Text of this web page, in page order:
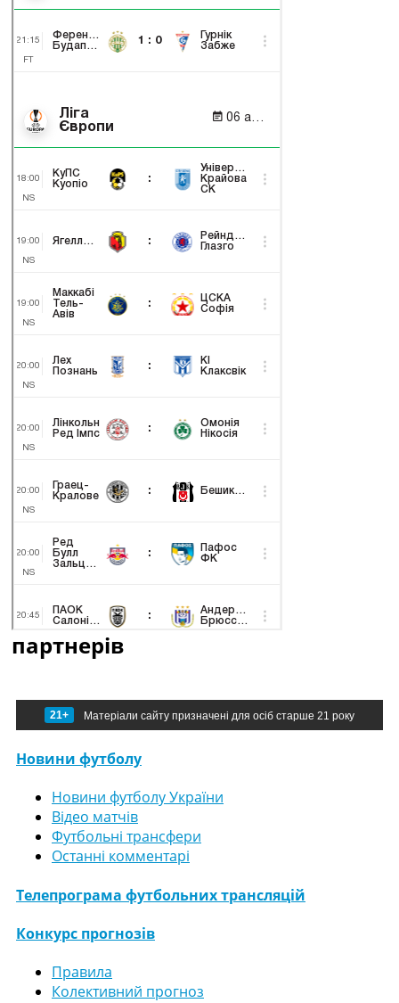
партнерів
21+ Матеріали сайту призначені для осіб старше 21 року
Новини футболу
Новини футболу України
Відео матчів
Футбольні трансфери
Останні комментарі
Телепрограма футбольних трансляцій
Конкурс прогнозів
Правила
Колективний прогноз